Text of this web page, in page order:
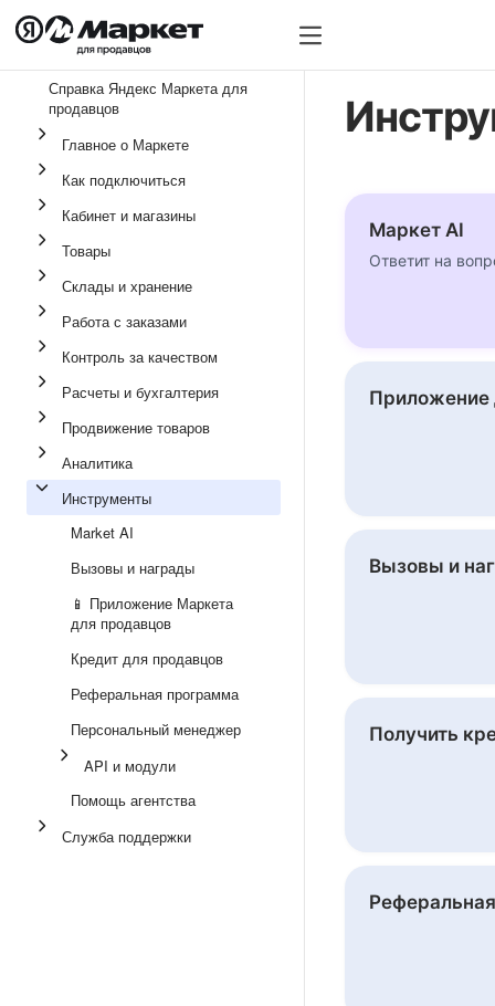
Тарифы на услуги
Справка Яндекс Маркета для
продавцов
Главное о Маркете
Как подключиться
Кабинет и магазины
Товары
Склады и хранение
Работа с заказами
Контроль за качеством
Расчеты и бухгалтерия
Продвижение товаров
Аналитика
Инструменты
Market AI
Вызовы и награды
📱 Приложение Маркета
для продавцов
Кредит для продавцов
Реферальная программа
Персональный менеджер
API и модули
Помощь агентства
Служба поддержки
Маркет AI
Ответит на
Приложение
Вызовы и
Получить